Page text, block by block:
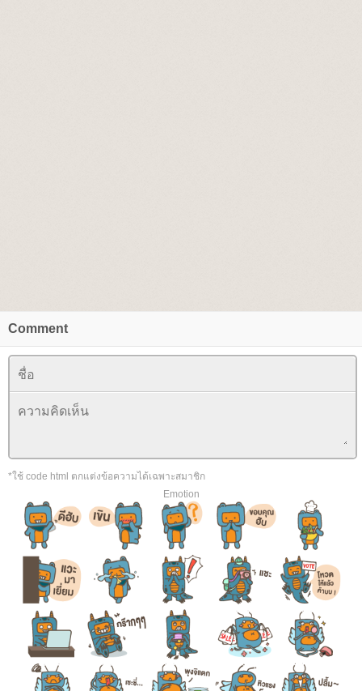
Comment
*ใช้ code html ตกแต่งข้อความได้เฉพาะสมาชิก
Emotion